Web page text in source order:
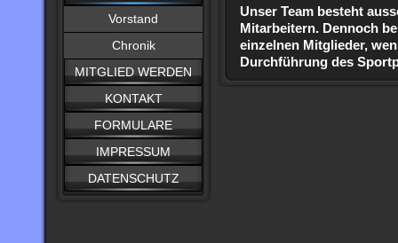
Vorstand
Chronik
MITGLIED WERDEN
KONTAKT
FORMULARE
IMPRESSUM
DATENSCHUTZ
Unser Team besteht
Mitarbeitern. Dennoch
einzelnen Mitglieder,
Durchführung des